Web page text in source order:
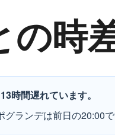
の時
時間遅れています。
ランデは前日の20:00で